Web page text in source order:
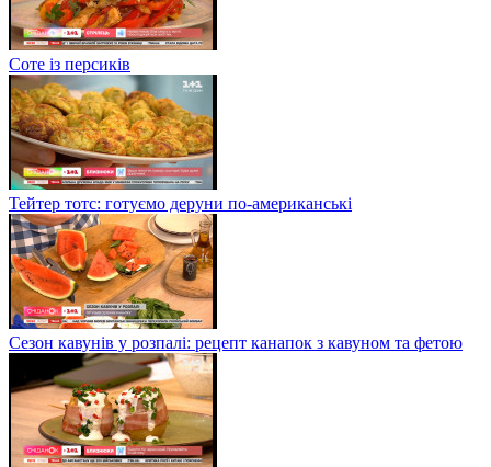
Соте із персиків
Тейтер тотс: готуємо деруни по-американські
Сезон кавунів у розпалі: рецепт канапок з кавуном та фетою